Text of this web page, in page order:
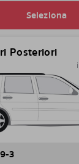
Seleziona
Posteriori
3